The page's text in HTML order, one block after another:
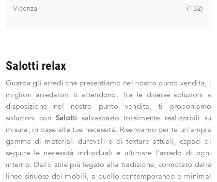
Vicenza
132
Salotti relax
Guarda gli arredi che presentiamo nel nostro punto vendita, i
migliori arredatori ti attendono. Tra le diverse soluzioni a
disposizione nel nostro punto vendita, ti proponiamo
soluzioni con Salotti salvaspazio totalmente realizzabili su
misura, in base alle tue necessità. Riserviamo per te un'ampia
gamma di materiali durevoli e di texture attuali, capaci di
seguire le necessità individuali e ultimare l'arredo di ogni
interno. Dallo stile più legato alla tradizione, connotato dalle
linee sinuose dei mobili, a quello contemporaneo e minimal